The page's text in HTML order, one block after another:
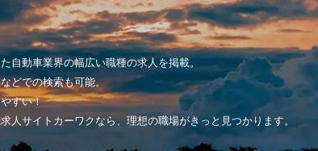
自動車業界の幅広い職種の求人を掲載。
どでの検索も可能。
すい！
サイトカーワクなら、理想の職場がきっと見つかります。